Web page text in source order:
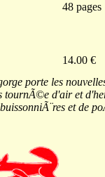
48 pages
14.00 €
porte les
tournÃ©e d'air et
et de